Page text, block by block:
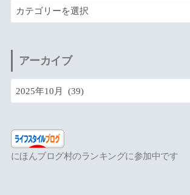
アーカイブ
にほんブログ村のランキングに参加中です